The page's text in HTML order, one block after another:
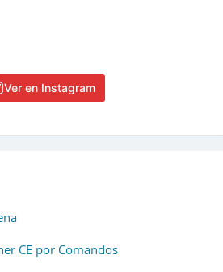
Ver en Instagram
CE por Comandos